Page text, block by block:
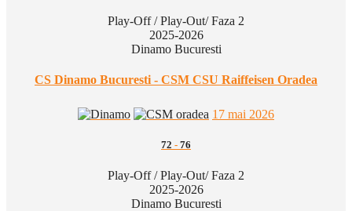
Play-Off / Play-Out/ Faza 2
2025-2026
Dinamo Bucuresti
CS Dinamo Bucuresti - CSM CSU Raiffeisen Oradea
17 mai 2026
72 - 76
Play-Off / Play-Out/ Faza 2
2025-2026
Dinamo Bucuresti